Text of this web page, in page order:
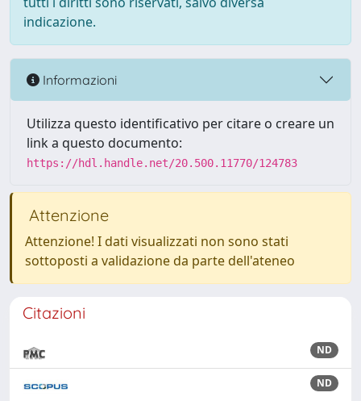
indicazione.
Informazioni
Utilizza questo identificativo per citare o creare un
link a questo documento:
https://hdl.handle.net/20.500.11770/124783
Attenzione
Attenzione! I dati visualizzati non sono stati
sottoposti a validazione da parte dell'ateneo
Citazioni
ND
ND